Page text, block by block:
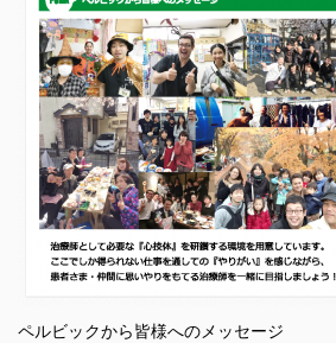
ペルビックから皆様へのメッセージ